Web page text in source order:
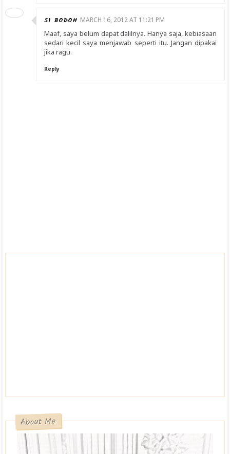
SI BODOH MARCH 16, 2012 AT 11:21 PM
Maaf, saya belum dapat dalilnya. Hanya saja, kebiasaan
sedari kecil saya menjawab seperti itu. Jangan dipakai
jika ragu.
Reply
About Me